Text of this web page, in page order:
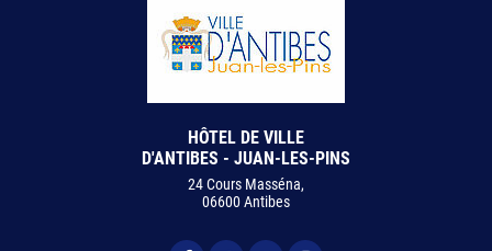
HÔTEL DE VILLE
D'ANTIBES - JUAN-LES-PINS
24 Cours Masséna,
06600 Antibes